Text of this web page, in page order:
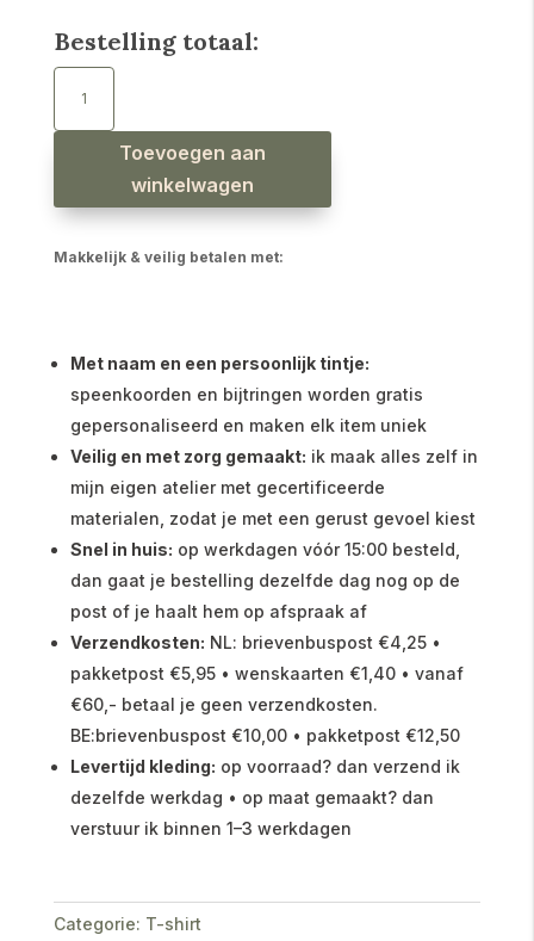
Bestelling totaal:
Baby
shirt
tee
Toevoegen aan
winkelwagen
Makkelijk & veilig betalen met:
Met naam en een persoonlijk tintje:
speenkoorden en bijtringen worden gratis
gepersonaliseerd en maken elk item uniek
Veilig en met zorg gemaakt: ik maak alles zelf in
mijn eigen atelier met gecertificeerde
materialen, zodat je met een gerust gevoel kiest
Snel in huis: op werkdagen vóór 15:00 besteld,
dan gaat je bestelling dezelfde dag nog op de
post of je haalt hem op afspraak af
Verzendkosten: NL: brievenbuspost €4,25 •
pakketpost €5,95 • wenskaarten €1,40 • vanaf
€60,- betaal je geen verzendkosten.
BE:brievenbuspost €10,00 • pakketpost €12,50
Levertijd kleding: op voorraad? dan verzend ik
dezelfde werkdag • op maat gemaakt? dan
verstuur ik binnen 1–3 werkdagen
Categorie: T-shirt